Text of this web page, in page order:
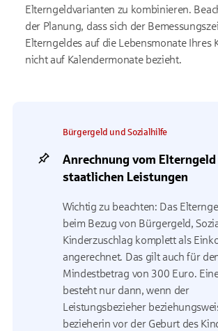
Elterngeldvarianten zu kombinieren.
der Planung, dass sich der
Elterngeldes auf die Lebensmonate Ihres
nicht auf Kalendermonate bezieht.
Bürgergeld und Sozialhilfe
Anrechnung vom Elterngeld
staatlichen Leistungen
Wichtig zu beachten: Das
beim Bezug von Bürgergeld,
Kinderzuschlag komplett als
angerechnet. Das gilt auch für
Mindestbetrag von 300 Euro.
besteht nur dann, wenn der
Leistungsbezieher
bezieherin vor der Geburt des